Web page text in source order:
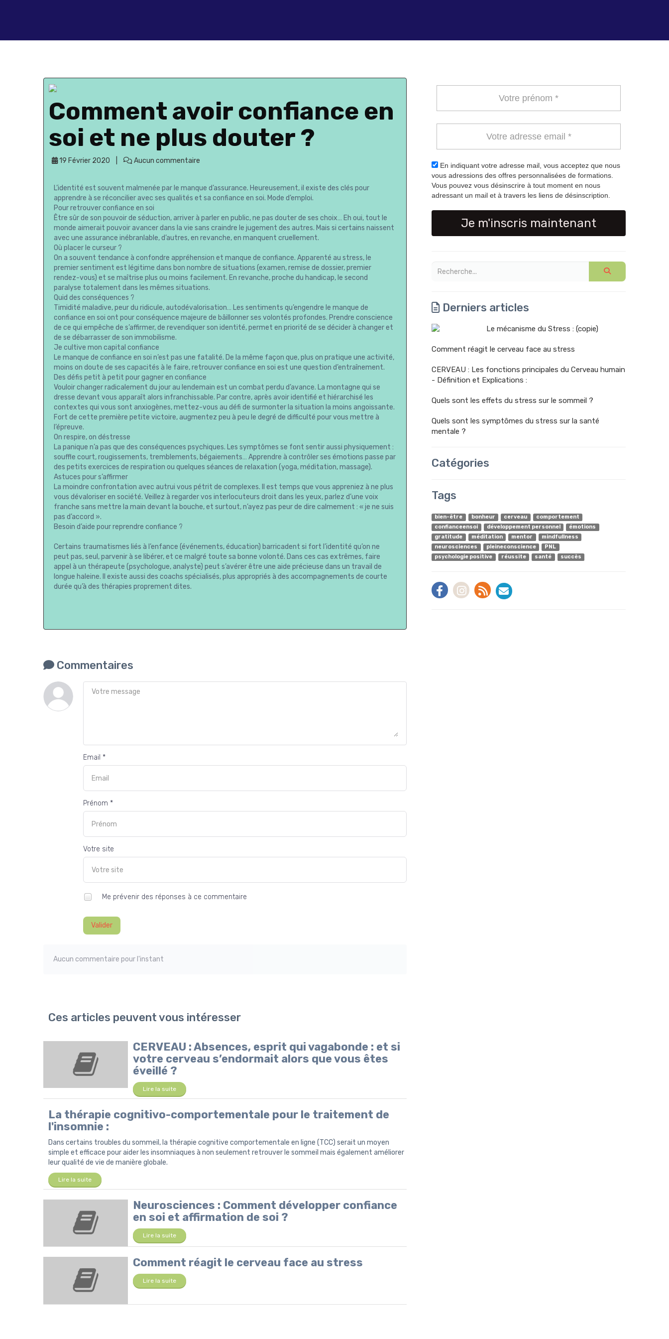
Comment avoir confiance en
soi et ne plus douter ?
19 Février 2020 Aucun commentaire
L’identité est souvent malmenée par le manque d’assurance. Heureusement, il existe des clés pour
apprendre à se réconcilier avec ses qualités et sa confiance en soi. Mode d’emploi.
Pour retrouver confiance en soi
Être sûr de son pouvoir de séduction, arriver à parler en public, ne pas douter de ses choix… Eh oui, tout le
monde aimerait pouvoir avancer dans la vie sans craindre le jugement des autres. Mais si certains naissent
avec une assurance inébranlable, d’autres, en revanche, en manquent cruellement.
Où placer le curseur ?
On a souvent tendance à confondre appréhension et manque de confiance. Apparenté au stress, le
premier sentiment est légitime dans bon nombre de situations (examen, remise de dossier, premier
rendez-vous) et se maîtrise plus ou moins facilement. En revanche, proche du handicap, le second
paralyse totalement dans les mêmes situations.
Quid des conséquences ?
Timidité maladive, peur du ridicule, autodévalorisation… Les sentiments qu’engendre le manque de
confiance en soi ont pour conséquence majeure de bâillonner ses volontés profondes. Prendre conscience
de ce qui empêche de s’affirmer, de revendiquer son identité, permet en priorité de se décider à changer et
de se débarrasser de son immobilisme.
Je cultive mon capital confiance
Le manque de confiance en soi n’est pas une fatalité. De la même façon que, plus on pratique une activité,
moins on doute de ses capacités à le faire, retrouver confiance en soi est une question d’entraînement.
Des défis petit à petit pour gagner en confiance
Vouloir changer radicalement du jour au lendemain est un combat perdu d’avance. La montagne qui se
dresse devant vous apparaît alors infranchissable. Par contre, après avoir identifié et hiérarchisé les
contextes qui vous sont anxiogènes, mettez-vous au défi de surmonter la situation la moins angoissante.
Fort de cette première petite victoire, augmentez peu à peu le degré de difficulté pour vous mettre à
l’épreuve.
On respire, on déstresse
La panique n’a pas que des conséquences psychiques. Les symptômes se font sentir aussi physiquement :
souffle court, rougissements, tremblements, bégaiements… Apprendre à contrôler ses émotions passe par
des petits exercices de respiration ou quelques séances de relaxation (yoga, méditation, massage).
Astuces pour s’affirmer
La moindre confrontation avec autrui vous pétrit de complexes. Il est temps que vous appreniez à ne plus
vous dévaloriser en société. Veillez à regarder vos interlocuteurs droit dans les yeux, parlez d’une voix
franche sans mettre la main devant la bouche, et surtout, n’ayez pas peur de dire calmement : « je ne suis
pas d’accord ».
Besoin d’aide pour reprendre confiance ?
Certains traumatismes liés à l’enfance (événements, éducation) barricadent si fort l’identité qu’on ne
peut pas, seul, parvenir à se libérer, et ce malgré toute sa bonne volonté. Dans ces cas extrêmes, faire
appel à un thérapeute (psychologue, analyste) peut s’avérer être une aide précieuse dans un travail de
longue haleine. Il existe aussi des coachs spécialisés, plus appropriés à des accompagnements de courte
durée qu’à des thérapies proprement dites.
Commentaires
Email *
Prénom *
Votre site
Me prévenir des réponses à ce commentaire
Valider
Aucun commentaire pour l'instant
Ces articles peuvent vous intéresser
CERVEAU : Absences, esprit qui vagabonde : et si
votre cerveau s’endormait alors que vous êtes
éveillé ?
Lire la suite
La thérapie cognitivo-comportementale pour le traitement de
l'insomnie :
Dans certains troubles du sommeil, la thérapie cognitive comportementale en ligne (TCC) serait un moyen
simple et efficace pour aider les insomniaques à non seulement retrouver le sommeil mais également améliorer
leur qualité de vie de manière globale.
Lire la suite
Neurosciences : Comment développer confiance
en soi et affirmation de soi ?
Lire la suite
Comment réagit le cerveau face au stress
Lire la suite
En indiquant votre adresse mail, vous acceptez que nous
vous adressions des offres personnalisées de formations.
Vous pouvez vous désinscrire à tout moment en nous
adressant un mail et à travers les liens de désinscription.
Je m'inscris maintenant
Derniers articles
Le mécanisme du Stress : (copie)
Comment réagit le cerveau face au stress
CERVEAU : Les fonctions principales du Cerveau humain
- Définition et Explications :
Quels sont les effets du stress sur le sommeil ?
Quels sont les symptômes du stress sur la santé
mentale ?
Catégories
Tags
bien-être bonheur cerveau
comportement
confianceensoi
développement personnel
émotions
gratitude
méditation mentor
mindfullness
neurosciences
pleineconscience
PNL
psychologie positive
réussite santé succès